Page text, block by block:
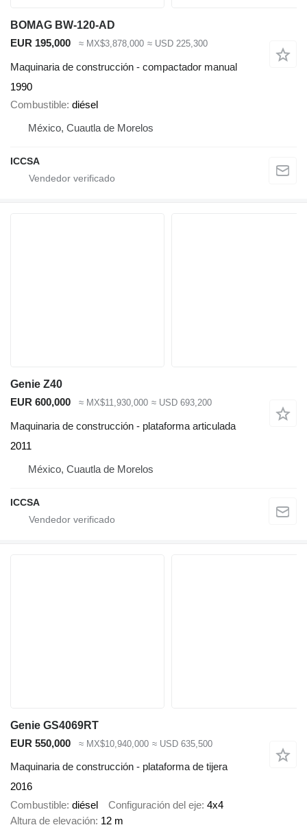
BOMAG BW-120-AD
EUR 195,000
≈ MX$3,878,000 ≈ USD 225,300
Maquinaria de construcción - compactador manual
1990
Combustible diésel
México, Cuautla de Morelos
ICCSA
Genie Z40
EUR 600,000
≈ MX$11,930,000 ≈ USD 693,200
Maquinaria de construcción - plataforma articulada
2011
México, Cuautla de Morelos
ICCSA
Genie GS4069RT
EUR 550,000
≈ MX$10,940,000 ≈ USD 635,500
Maquinaria de construcción - plataforma de tijera
2016
Combustible diésel Configuración del eje 4x4
Altura de elevación 12 m